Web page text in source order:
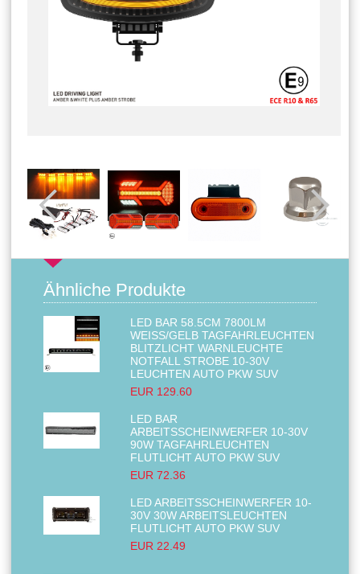
Ähnliche Produkte
LED BAR 58.5CM 7800LM
WEISS/GELB TAGFAHRLEUCHTEN B
LITZLICHT WARNLEUCHTE N
OTFALL STROBE 10-30V L
EUCHTEN AUTO PKW SUV
EUR 129.60
LED BAR
ARBEITSSCHEINWERFER 10-30V
90W TAGFAHRLEUCHTEN
FLUTLICHT AUTO PKW SUV
EUR 72.36
LED ARBEITSSCHEINWERFER 10-
30V 30W ARBEITSLEUCHTEN
FLUTLICHT AUTO PKW SUV
EUR 22.49